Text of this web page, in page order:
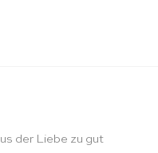
der Liebe zu gut